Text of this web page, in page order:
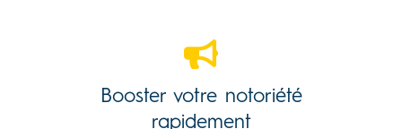
Booster votre notoriété
rapidement